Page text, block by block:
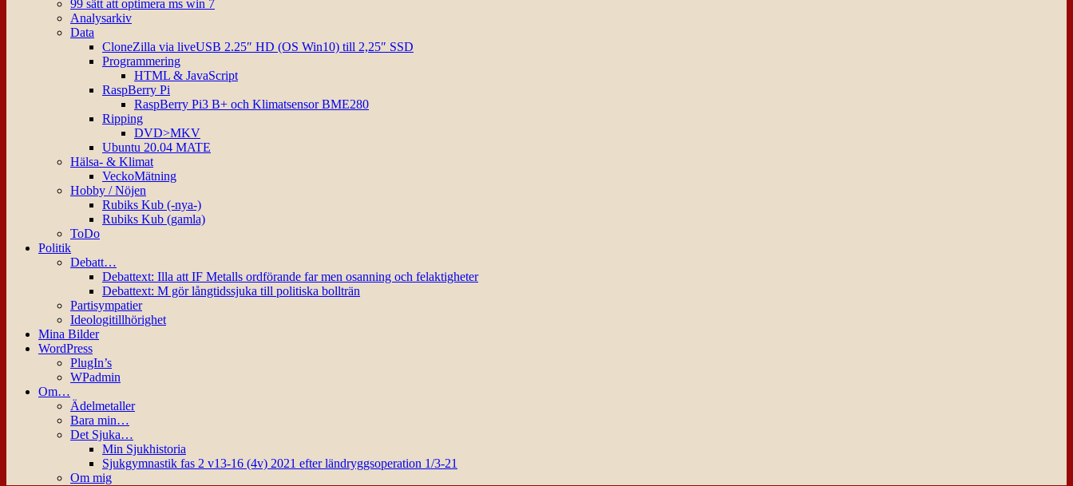
99 sätt att optimera ms win 7
Analysarkiv
Data
CloneZilla via liveUSB 2.25″ HD (OS Win10) till 2,25″ SSD
Programmering
HTML & JavaScript
RaspBerry Pi
RaspBerry Pi3 B+ och Klimatsensor BME280
Ripping
DVD>MKV
Ubuntu 20.04 MATE
Hälsa- & Klimat
VeckoMätning
Hobby / Nöjen
Rubiks Kub (-nya-)
Rubiks Kub (gamla)
ToDo
Politik
Debatt…
Debattext: Illa att IF Metalls ordförande far men osanning och felaktigheter
Debattext: M gör långtidssjuka till politiska bollträn
Partisympatier
Ideologitillhörighet
Mina Bilder
WordPress
PlugIn’s
WPadmin
Om…
Ädelmetaller
Bara min…
Det Sjuka…
Min Sjukhistoria
Sjukgymnastik fas 2 v13-16 (4v) 2021 efter ländryggsoperation 1/3-21
Om mig